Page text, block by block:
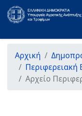
Αρχική
Περιφερειακή
Αρχείο